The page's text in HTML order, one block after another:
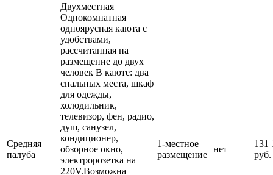
Средняя
палуба
Двухместная
Однокомнатная
одноярусная каюта c
удобствами,
рассчитанная на
размещение до двух
человек В каюте: два
спальных места, шкаф
для одежды,
холодильник,
телевизор, фен, радио,
душ, санузел,
кондиционер,
обзорное окно,
электророзетка на
220V.Возможна
1-местное
размещение
нет
131
руб.